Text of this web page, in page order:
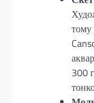
тому
300